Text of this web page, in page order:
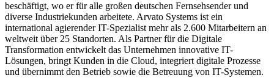
beschäftigt, wo er für alle großen deutschen Fernsehsender und
diverse Industriekunden arbeitete. Arvato Systems ist ein
international agierender IT-Spezialist mehr als 2.600 Mitarbeitern an
weltweit über 25 Standorten. Als Partner für die Digitale
Transformation entwickelt das Unternehmen innovative IT-
Lösungen, bringt Kunden in die Cloud, integriert digitale Prozesse
und übernimmt den Betrieb sowie die Betreuung von IT-Systemen.